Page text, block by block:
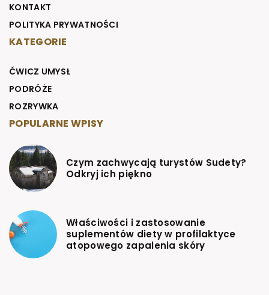
KONTAKT
POLITYKA PRYWATNOŚCI
KATEGORIE
ĆWICZ UMYSŁ
PODRÓŻE
ROZRYWKA
POPULARNE WPISY
Czym zachwycają turystów Sudety?
Odkryj ich piękno
Właściwości i zastosowanie
suplementów diety w profilaktyce
atopowego zapalenia skóry